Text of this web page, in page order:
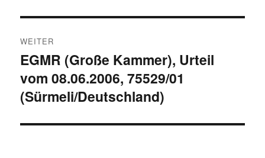
WEITER
Nächster
Beitrag:
EGMR (Große Kammer), Urteil
vom 08.06.2006, 75529/01
(Sürmeli/Deutschland)